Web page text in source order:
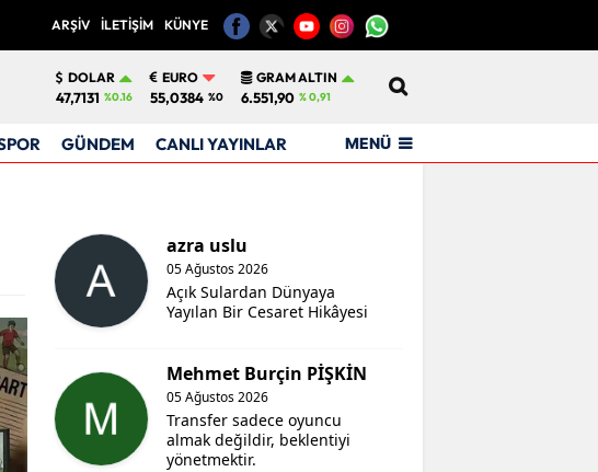
ARŞİV İLETİŞİM KÜNYE
DOLAR
47,7131 %0.16
EURO
55,0384 %0
GRAM ALTIN
6.551,90 % 0,91
GÜNDEM CANLI YAYINLAR MENÜ
azra uslu
05 Ağustos 2026
Açık Sulardan Dünyaya
Yayılan Bir Cesaret Hikâyesi
Mehmet Burçin PİŞKİN
05 Ağustos 2026
Transfer sadece oyuncu
almak değildir, beklentiyi
yönetmektir.